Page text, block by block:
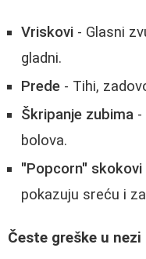
Vriskovi - Glasni
gladni.
Prede - Tihi,
Škripanje zubima -
bolova.
"Popcorn" skokovi
pokazuju sreću i
Česte greške u nezi